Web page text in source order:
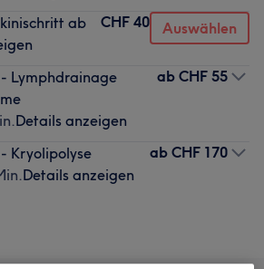
ab
CHF 40 Auswählen
Lymphdrainage
Details anzeigen
ab CHF 55
Kryolipolyse
Details anzeigen
ab CHF 170